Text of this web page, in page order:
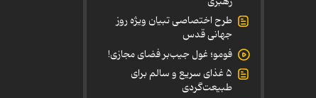
طرح اختصاصی تبیان ویژه روز
جهانی قدس
فومو؛ غول جیب‌بر فضای مجازی!
۵ غذای سریع و سالم برای
طبیعت‌گردی